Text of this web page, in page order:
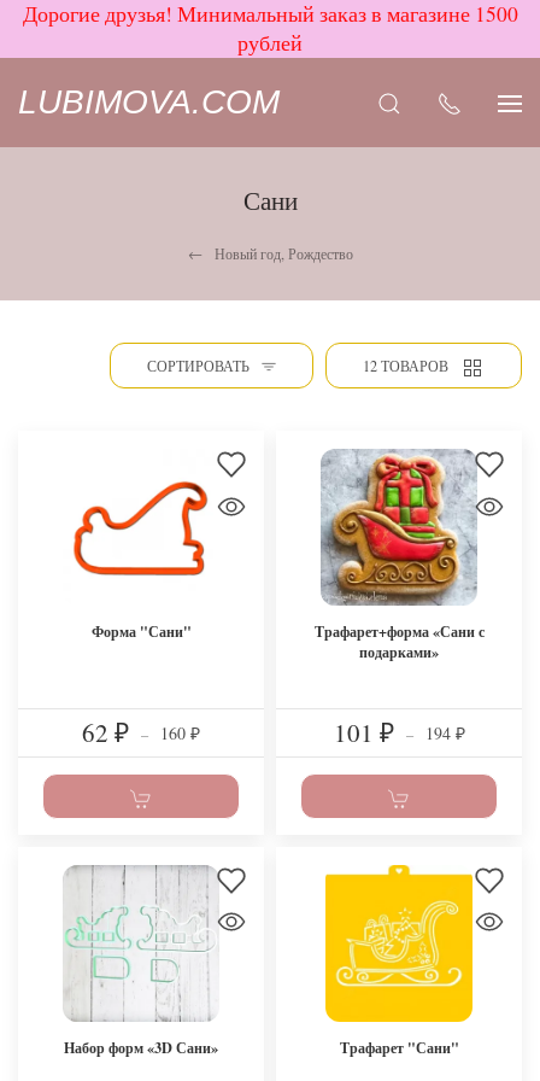
Дорогие друзья! Минимальный заказ в магазине 1500
рублей
LUBIMOVA.COM
Сани
Новый год, Рождество
СОРТИРОВАТЬ 12 ТОВАРОВ
Форма "Сани"
62 ₽ – 160 ₽
Трафарет+форма «Сани с
подарками»
101 ₽ – 194 ₽
Набор форм «3D Сани» Трафарет "Сани"